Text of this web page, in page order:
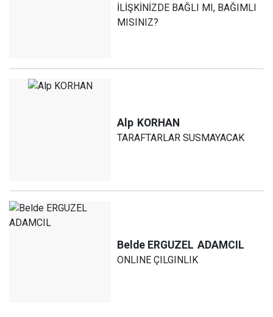
İLİŞKİNİZDE BAĞLI MI, BAĞIMLI
MISINIZ?
Alp KORHAN
TARAFTARLAR SUSMAYACAK
Belde ERGUZEL ADAMCIL
ONLINE ÇILGINLIK